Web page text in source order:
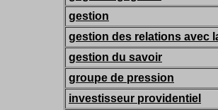
gestion
gestion des relations avec
gestion du savoir
groupe de pression
investisseur providentiel